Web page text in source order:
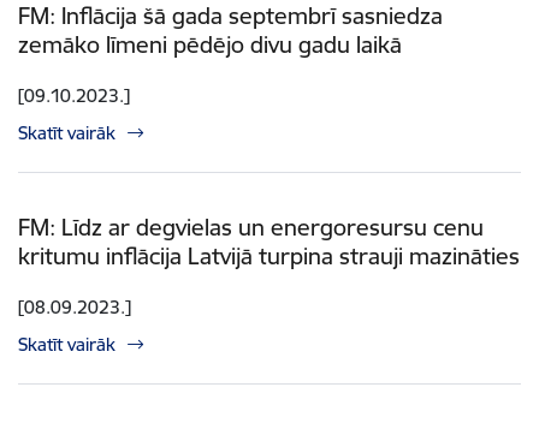
FM: Inflācija šā gada septembrī sasniedza
zemāko līmeni pēdējo divu gadu laikā
[09.10.2023.]
Skatīt vairāk
FM: Līdz ar degvielas un energoresursu cenu
kritumu inflācija Latvijā turpina strauji mazināties
[08.09.2023.]
Skatīt vairāk